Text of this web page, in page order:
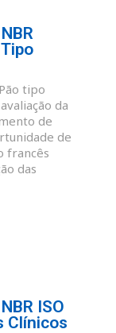
tipo
da
de
de
francês
das
ISO
Clínicos